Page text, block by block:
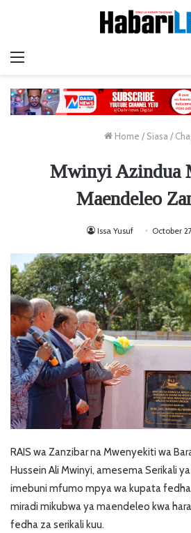
Home / Siasa/
Mwinyi Azindua
Maendeleo
Issa Yusuf October
RAIS wa Zanzibar na Mwenyekiti wa
Hussein Ali Mwinyi, amesema Serikali
imebuni mfumo mpya wa kupata
miradi mikubwa ya maendeleo kwa
fedha za serikali kuu.